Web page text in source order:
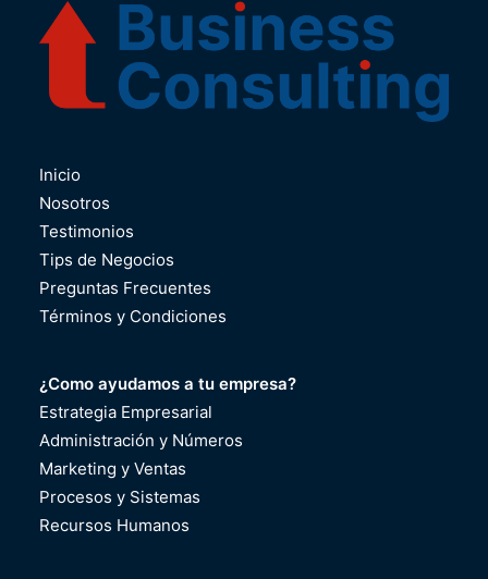
Inicio
Nosotros
Testimonios
Tips de Negocios
Preguntas Frecuentes
Términos y Condiciones
¿Como ayudamos a tu empresa?
Estrategia Empresarial
Administración y Números
Marketing y Ventas
Procesos y Sistemas
Recursos Humanos